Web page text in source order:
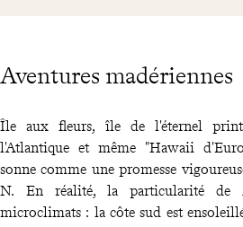
Aventures madériennes
Île aux fleurs, île de l'éternel
l'Atlantique et même "Hawaii
sonne comme une promesse
N. En réalité, la particularité de
microclimats : la côte sud est